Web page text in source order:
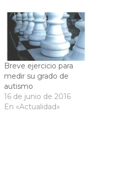
Breve ejercicio para
medir su grado de
autismo
16 de junio de 2016
En «Actualidad»